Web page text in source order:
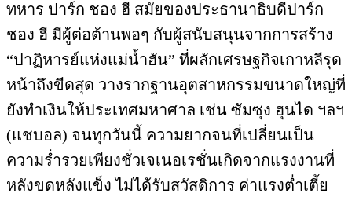
ทหาร ปาร์ก ชอง ฮี สมัยของประธานาธิบดีปาร์ก
ชอง ฮี มีผู้ต่อต้านพอๆ กับผู้สนับสนุนจากการสร้าง
“ปาฏิหารย์แห่งแม่น้ำฮัน” ที่ผลักเศรษฐกิจเกาหลีรุด
หน้าถึงขีดสุด วางรากฐานอุตสาหกรรมขนาดใหญ่ที่
ยังทำเงินให้ประเทศมหาศาล เช่น ซัมซุง ฮุนได ฯลฯ
(แชบอล) จนทุกวันนี้ ความยากจนที่เปลี่ยนเป็น
ความร่ำรวยเพียงชั่วเจเนอเรชั่นเกิดจากแรงงานที่
หลังขดหลังแข็ง ไม่ได้รับสวัสดิการ ค่าแรงต่ำเตี้ย